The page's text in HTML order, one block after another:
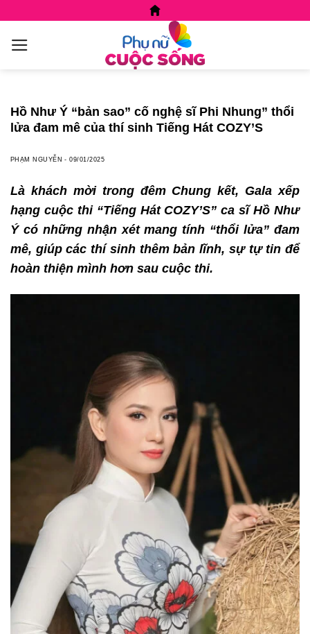
content
Hồ Như Ý “bản sao” cố nghệ sĩ Phi Nhung” thổi
lửa đam mê của thí sinh Tiếng Hát COZY’S
PHẠM NGUYỄN -09/01/2025
Là khách mời trong đêm Chung kết, Gala xếp
hạng cuộc thi “Tiếng Hát COZY’S”ca sĩ Hồ Như
Ý có những nhận xét mang tính “thổi lửa” đam
mê, giúp các thí sinh thêm bản lĩnh, sự tự tin để
hoàn thiện mình hơn sau cuộc thi.